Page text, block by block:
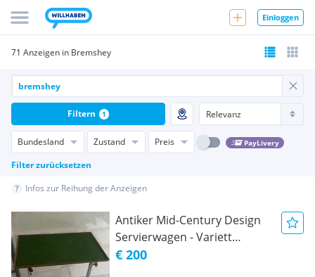
Einloggen
71 Anzeigen in Bremshey
Bundesland Zustand Preis PayLivery
Filter zurücksetzen
Filtern 1
Infos zur Reihung der Anzeigen
Antiker Mid-Century Design
Servierwagen - Variett
Bremshey für Bremshey &
€ 200